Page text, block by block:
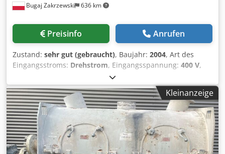
Bugaj Zakrzewski 636 km
Preisinfo Anrufen
Zustand: sehr gut (gebraucht), Baujahr: 2004, Art des
Eingangsstroms: Drehstrom, Eingangsspannung: 400 V,
, Gesamthöhe:
Gesamtbreite:4.220 mm, VERKAUF AUTOMATISIERTE
PALETTIERANLAGE NOWAK NPS 1200 Zu verkaufen:
Automatische Palettierer NOWAK NPS 1200, Baujahr 2004,
in sehr gutem technischen Zustand, voll funktionsfähig
und bis zum Ende genutzt. Die Anlage ist ideal zur
Palettierung von Säcken/Verpackungen in industriellen
Systemen geeignet. ⸻ Wichtigste Informationen zur
Kleinanzeige